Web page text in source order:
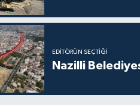
EDITÖRÜN SEÇTIĞI
Nazilli